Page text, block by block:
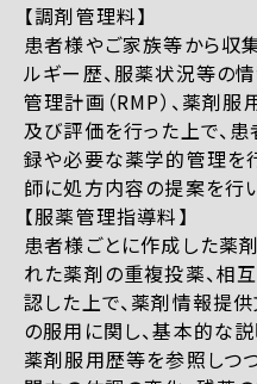
【調剤管理料】
患者様やご家族等から収
ルギー歴、服薬状況等の
管理計画（RMP）、薬剤
及び評価を行った上で、
録や必要な薬学的管理を
師に処方内容の提案を行
【服薬管理指導料】
患者様ごとに作成した薬
れた薬剤の重複投薬、相
認した上で、薬剤情報提
の服用に関し、基本的な説
薬剤服用歴等を参照しつ